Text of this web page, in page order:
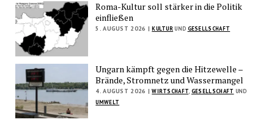
Roma-Kultur soll stärker in die Politik
einfließen
5. AUGUST 2026 | KULTURUND GESELLSCHAFT
Ungarn kämpft gegen die Hitzewelle –
Brände, Stromnetz und Wassermangel
4. AUGUST 2026 | WIRTSCHAFT GESELLSCHAFT UND
UMWELT